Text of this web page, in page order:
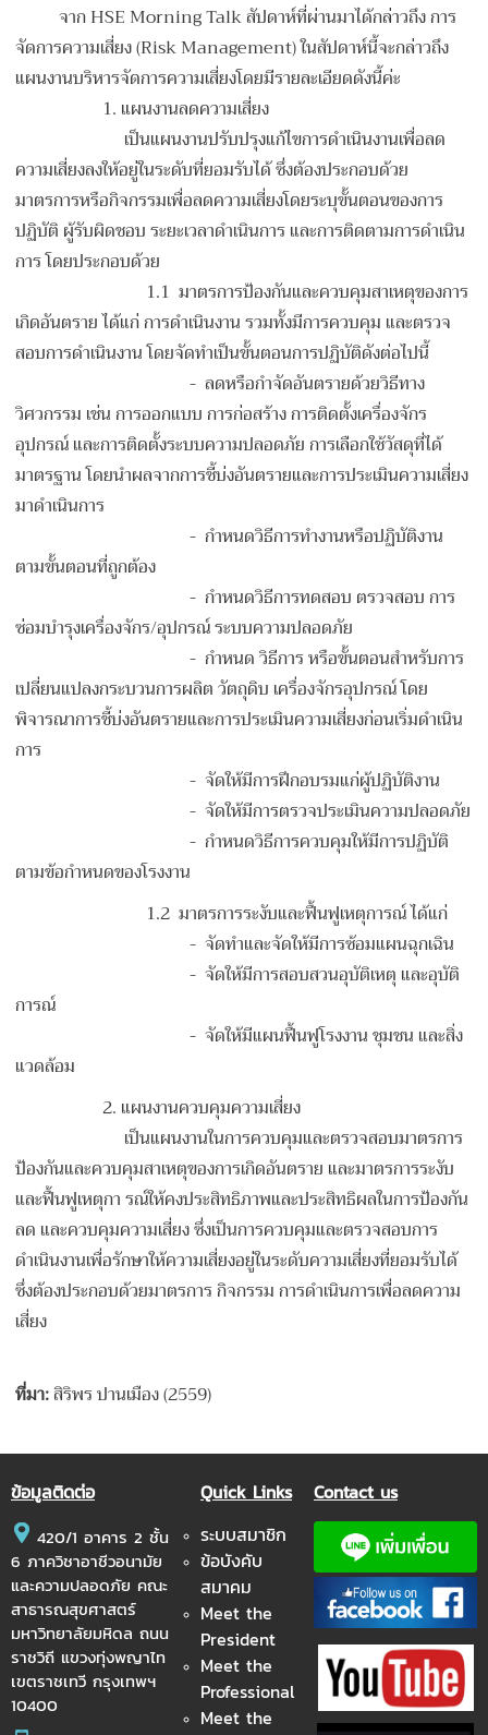
จาก HSE Morning Talk สัปดาห์ที่ผ่านมาได้กล่าวถึง การ
จัดการความเสี่ยง (Risk Management) ในสัปดาห์นี้จะกล่าวถึง
แผนงานบริหารจัดการความเสี่ยงโดยมีรายละเอียดดังนี้ค่ะ
1. แผนงานลดความเสี่ยง
เป็นแผนงานปรับปรุงแก้ไขการดำเนินงานเพื่อลด
ความเสี่ยงลงให้อยู่ในระดับที่ยอมรับได้ ซึ่งต้องประกอบด้วย
มาตรการหรือกิจกรรมเพื่อลดความเสี่ยงโดยระบุขั้นตอนของการ
ปฏิบัติ ผู้รับผิดชอบ ระยะเวลาดำเนินการ และการติดตามการดำเนิน
การ โดยประกอบด้วย
1.1 มาตรการป้องกันและควบคุมสาเหตุของการ
เกิดอันตราย ได้แก่ การดำเนินงาน รวมทั้งมีการควบคุม และตรวจ
สอบการดำเนินงาน โดยจัดทำเป็นขั้นตอนการปฏิบัติดังต่อไปนี้
- ลดหรือกำจัดอันตรายด้วยวิธีทาง
วิศวกรรม เช่น การออกแบบ การก่อสร้าง การติดตั้งเครื่องจักร
อุปกรณ์ และการติดตั้งระบบความปลอดภัย การเลือกใช้วัสดุที่ได้
มาตรฐาน โดยนำผลจากการชี้บ่งอันตรายและการประเมินความเสี่ยง
มาดำเนินการ
- กำหนดวิธีการทำงานหรือปฏิบัติงาน
ตามขั้นตอนที่ถูกต้อง
- กำหนดวิธีการทดสอบ ตรวจสอบ การ
ซ่อมบำรุงเครื่องจักร/อุปกรณ์ ระบบความปลอดภัย
- กำหนด วิธีการ หรือขั้นตอนสำหรับการ
เปลี่ยนแปลงกระบวนการผลิต วัตถุดิบ เครื่องจักรอุปกรณ์ โดย
พิจารณาการชี้บ่งอันตรายและการประเมินความเสี่ยงก่อนเริ่มดำเนิน
การ
- จัดให้มีการฝึกอบรมแก่ผู้ปฏิบัติงาน
- จัดให้มีการตรวจประเมินความปลอดภัย
- กำหนดวิธีการควบคุมให้มีการปฏิบัติ
ตามข้อกำหนดของโรงงาน
1.2 มาตรการระงับและฟื้นฟูเหตุการณ์ ได้แก่
- จัดทำและจัดให้มีการซ้อมแผนฉุกเฉิน
- จัดให้มีการสอบสวนอุบัติเหตุ และอุบัติ
การณ์
- จัดให้มีแผนฟื้นฟูโรงงาน ชุมชน และสิ่ง
แวดล้อม
2. แผนงานควบคุมความเสี่ยง
เป็นแผนงานในการควบคุมและตรวจสอบมาตรการ
ป้องกันและควบคุมสาเหตุของการเกิดอันตราย และมาตรการระงับ
และฟื้นฟูเหตุกา รณ์ให้คงประสิทธิภาพและประสิทธิผลในการป้องกัน
ลด และควบคุมความเสี่ยง ซึ่งเป็นการควบคุมและตรวจสอบการ
ดำเนินงานเพื่อรักษาให้ความเสี่ยงอยู่ในระดับความเสี่ยงที่ยอมรับได้
ซึ่งต้องประกอบด้วยมาตรการ กิจกรรม การดำเนินการเพื่อลดความ
เสี่ยง
ที่มา:สิริพร ปานเมือง (2559)
ข้อมูลติดต่อ
420/1 อาคาร 2 ชั้น
6 ภาควิชาอาชีวอนามัย
และความปลอดภัย คณะ
สาธารณสุขศาสตร์
มหาวิทยาลัยมหิดล ถนน
ราชวิถี แขวงทุ่งพญาไท
เขตราชเทวี กรุงเทพฯ
10400
Quick Links
ระบบสมาชิก
ข้อบังคับ
สมาคม
Meet the
President
Meet the
Professional
Meet the
Contact us